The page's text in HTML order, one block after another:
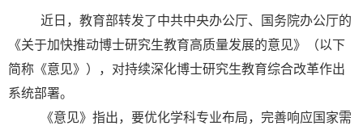
近日，教育部转发了中共中央办公厅、国务院办公厅的
《关于加快推动博士研究生教育高质量发展的意见》（以下
简称《意见》），对持续深化博士研究生教育综合改革作出
系统部署。
《意见》指出，要优化学科专业布局，完善响应国家需